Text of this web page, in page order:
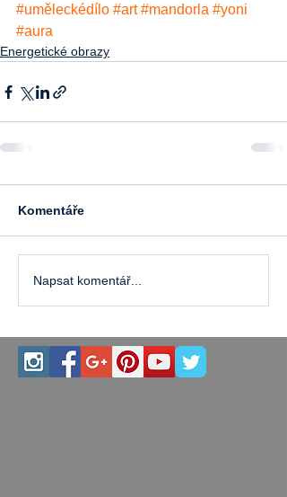
#uměleckédílo #art #mandorla #yoni
#aura
Energetické obrazy
Komentáře
Napsat komentář...